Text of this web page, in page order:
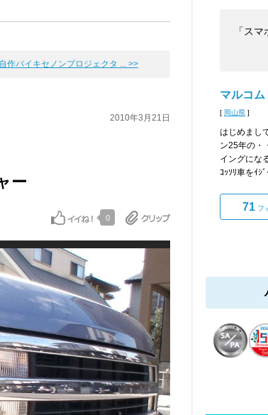
自作バイキセノンプロジェクタ ... >>
2010年3月21日
ー
0
「ス
マルコム
[ 岡山県 ]
はじめまし
ン25年の・
イングにな
ｺｯｿﾘ車をｲｼﾞ
71 フ